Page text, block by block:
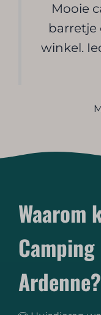
Mooie
barretje
winkel.
Waarom
Ardenne?